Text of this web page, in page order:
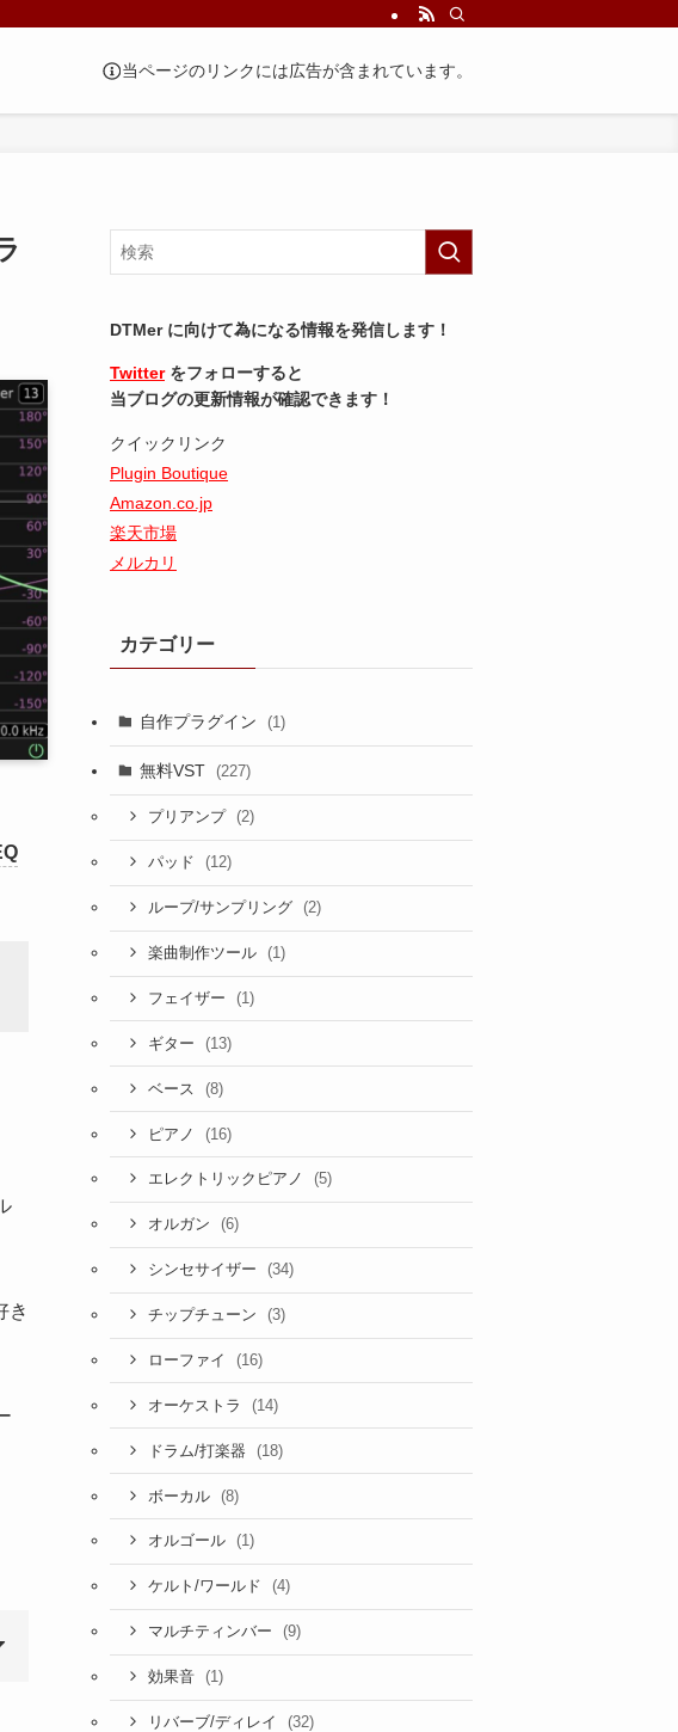
当ページのリンクには広告が含まれています。
き
DTMer に向けて為になる情報を発信します！
Twitter をフォローすると
当ブログの更新情報が確認できます！
クイックリンク
Plugin Boutique
Amazon.co.jp
楽天市場
メルカリ
カテゴリー
自作プラグイン (1)
無料VST (227)
プリアンプ (2)
パッド (12)
ループ/サンプリング (2)
楽曲制作ツール (1)
フェイザー (1)
ギター (13)
ベース (8)
ピアノ (16)
エレクトリックピアノ (5)
オルガン (6)
シンセサイザー (34)
チップチューン (3)
ローファイ (16)
オーケストラ (14)
ドラム/打楽器 (18)
ボーカル (8)
オルゴール (1)
ケルト/ワールド (4)
マルチティンバー (9)
効果音 (1)
リバーブ/ディレイ (32)